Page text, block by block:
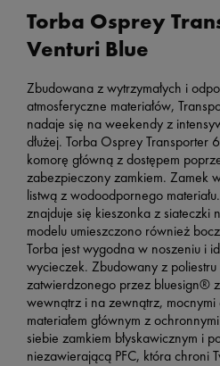
Torba Osprey
Venturi Blue
Zbudowana z wytrzymałych i
atmosferyczne materiałów,
nadaje się na weekendy z
dłużej. Torba Osprey Transporter
komorę główną z dostępem
zabezpieczony zamkiem. Zamek
listwą z wodoodpornego
znajduje się kieszonka z siateczki
modelu umieszczono również
Torba jest wygodna w noszeniu i
wycieczek. Zbudowany z
zatwierdzonego przez bluesign®
wewnątrz i na zewnątrz, mocnymi
materiałem głównym z
siebie zamkiem błyskawicznym i
niezawierającą PFC, która chroni